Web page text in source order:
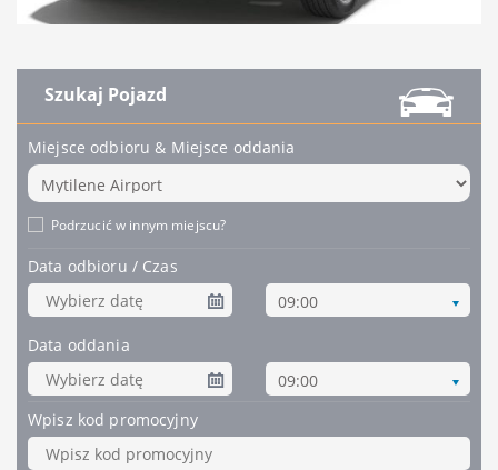
Szukaj Pojazd
Miejsce odbioru & Miejsce oddania
Podrzucić w innym miejscu?
Data odbioru / Czas
09:00
Data oddania
09:00
Wpisz kod promocyjny